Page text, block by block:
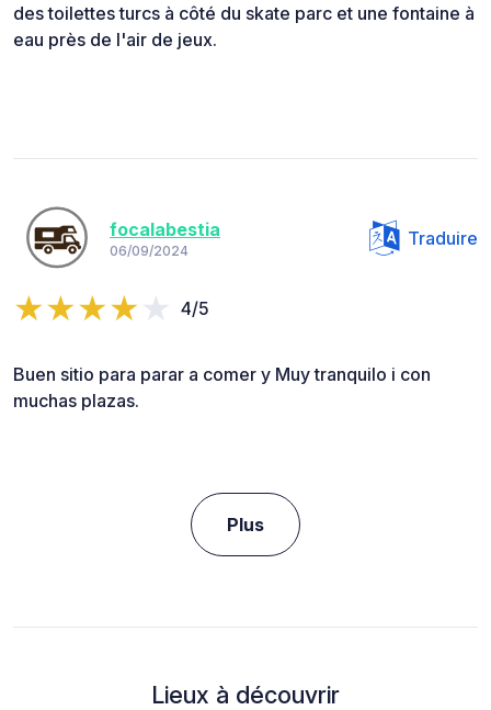
des toilettes turcs à côté du skate parc et une fontaine à
eau près de l'air de jeux.
focalabestia
06/09/2024
Traduire
4/5
Buen sitio para parar a comer y Muy tranquilo i con
muchas plazas.
Plus
Lieux à découvrir